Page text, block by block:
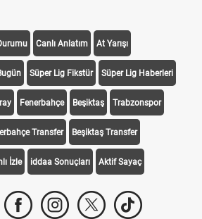
Canlı Anlatım At Yarışı
Süper Lig Fikstür Süper Lig Haberleri
Fenerbahçe Beşiktaş Trabzonspor
Transfer Beşiktaş Transfer
İzle iddaa Sonuçları Aktif Sayaç